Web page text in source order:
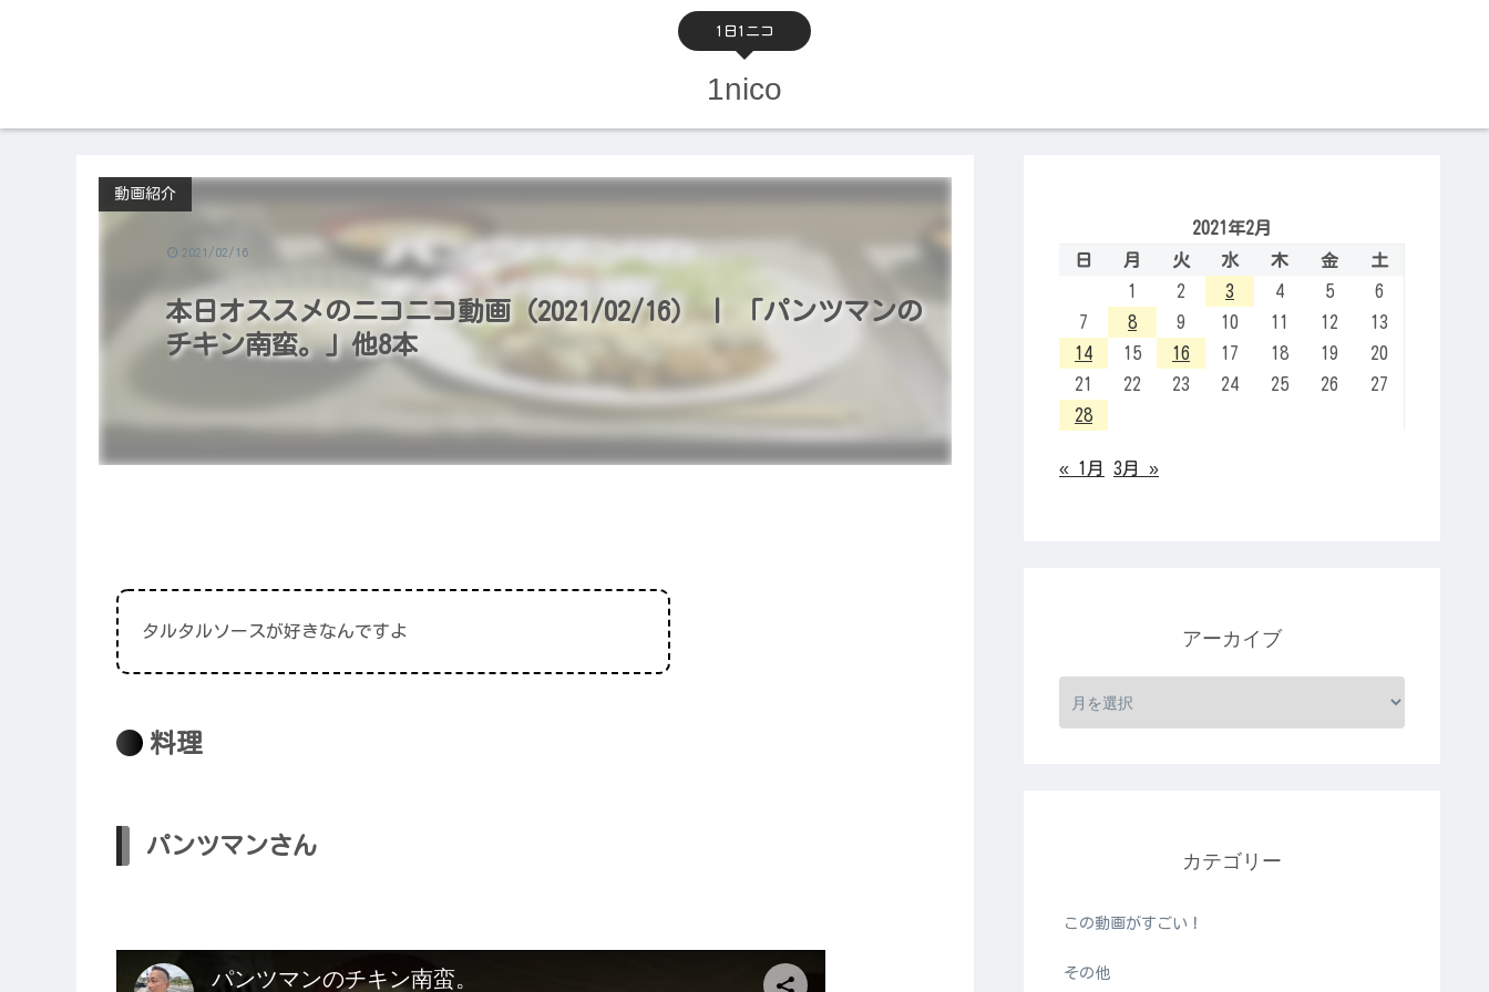
1日1ニコ
1nico
本日オススメのニコニコ動画（2021/02/16） | 「パンツマンの
チキン南蛮。」他8本
動画紹介
2021/02/16
タルタルソースが好きなんですよ
料理
パンツマンさん
2021年2月
日
月 火 水 木 金
土
1
2 3 4 5
6
7
8 9 10 11 12
13
14
15 16 17 18 19
20
21
22 23 24 25 26
27
28
« 1月 3月 »
アーカイブ
カテゴリー
この動画がすごい！
その他